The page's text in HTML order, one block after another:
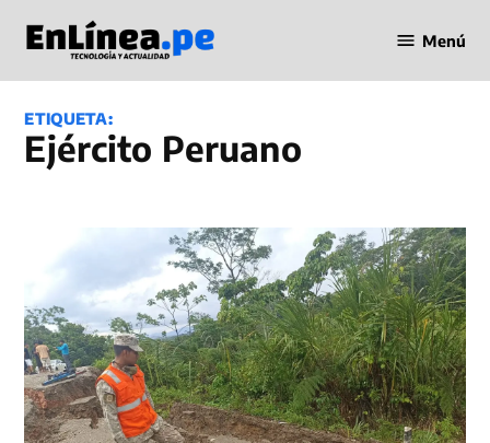
contenido
en Línea
Menú
ETIQUETA:
Ejército Peruano